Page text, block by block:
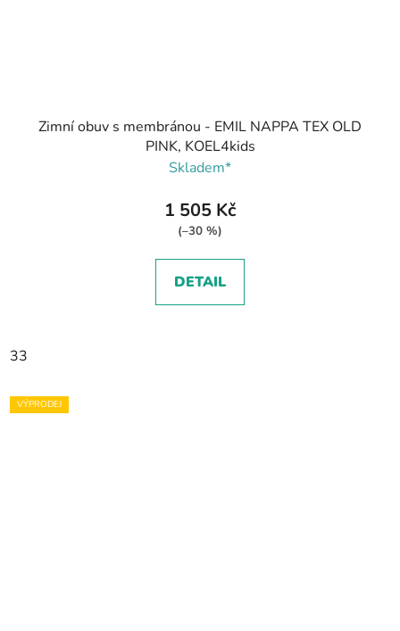
Zimní obuv s membránou - EMIL NAPPA TEX OLD
PINK, KOEL4kids
Skladem*
1 505 Kč
(–30 %)
DETAIL
33
VÝPRODEJ